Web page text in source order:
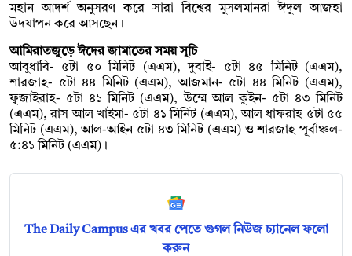
মহান আদর্শ অনুসরণ করে সারা বিশ্বের মুসলমানরা ঈদুল আজহা
উদযাপন করে আসছেন।
আমিরাতজুড়ে ঈদের জামাতের সময় সূচি
আবুধাবি- ৫টা ৫০ মিনিট (এএম), দুবাই- ৫টা ৪৫ মিনিট (এএম),
শারজাহ- ৫টা ৪৪ মিনিট (এএম), আজমান- ৫টা ৪৪ মিনিট (এএম),
ফুজাইরাহ- ৫টা ৪১ মিনিট (এএম), উম্মে আল কুইন- ৫টা ৪৩ মিনিট
(এএম), রাস আল খাইমা- ৫টা ৪১ মিনিট (এএম), আল ধাফরাহ ৫টা ৫৫
মিনিট (এএম), আল-আইন ৫টা ৪৩ মিনিট (এএম) ও শারজাহ পূর্বাঞ্চল-
৫:৪১ মিনিট (এএম)।
The Daily Campus এর খবর পেতে গুগল নিউজ চ্যানেল ফলো
করুন